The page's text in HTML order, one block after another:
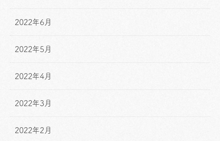
2022年6月
2022年5月
2022年4月
2022年3月
2022年2月